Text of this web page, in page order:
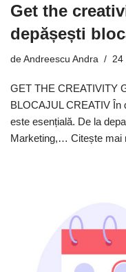
Get the
depășești
de Andreescu Andra 24
GET THE CREATIVITY
BLOCAJUL CREATIV În
este esențială. De la
Marketing,… Citește mai